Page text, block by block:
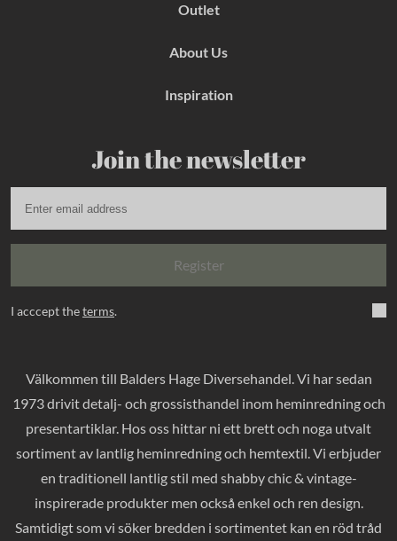
Outlet
About Us
Inspiration
Join the newsletter
Register
I acccept theterms.
Välkommen till Balders Hage Diversehandel. Vi har sedan
1973 drivit detalj- och grossisthandel inom heminredning och
presentartiklar. Hos oss hittar ni ett brett och noga utvalt
sortiment av lantlig heminredning och hemtextil. Vi erbjuder
en traditionell lantlig stil med shabby chic & vintage-
inspirerade produkter men också enkel och ren design.
Samtidigt som vi söker bredden i sortimentet kan en röd tråd